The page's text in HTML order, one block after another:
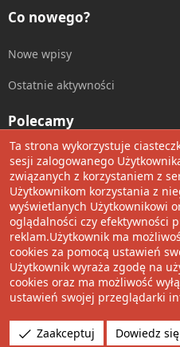
Co nowego?
Nowe wpisy
Ostatnie aktywności
Polecamy
Wolnościowe cytaty
Udostępnij
Facebook
TwitterRedditPinterest
Community platform by XenForo
Pixel Exit
Tłumaczenie wykonane przez
via s9e/MediaSites
Ta strona wykorzystuje
sesji zalogowanego
związanych z korzystaniem z
Użytkownikom korzystania z
wyświetlanych Użytkownikowi
oglądalności czy efektywności
reklam.Użytkownik ma
cookies za pomocą ustawień
Użytkownik wyraża zgodę na
cookies oraz ma możliwość
ustawień swojej przeglądarki
Zaakceptuj Dowiedz